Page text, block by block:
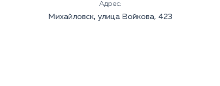
Адрес:
Михайловск, улица Войкова, 423